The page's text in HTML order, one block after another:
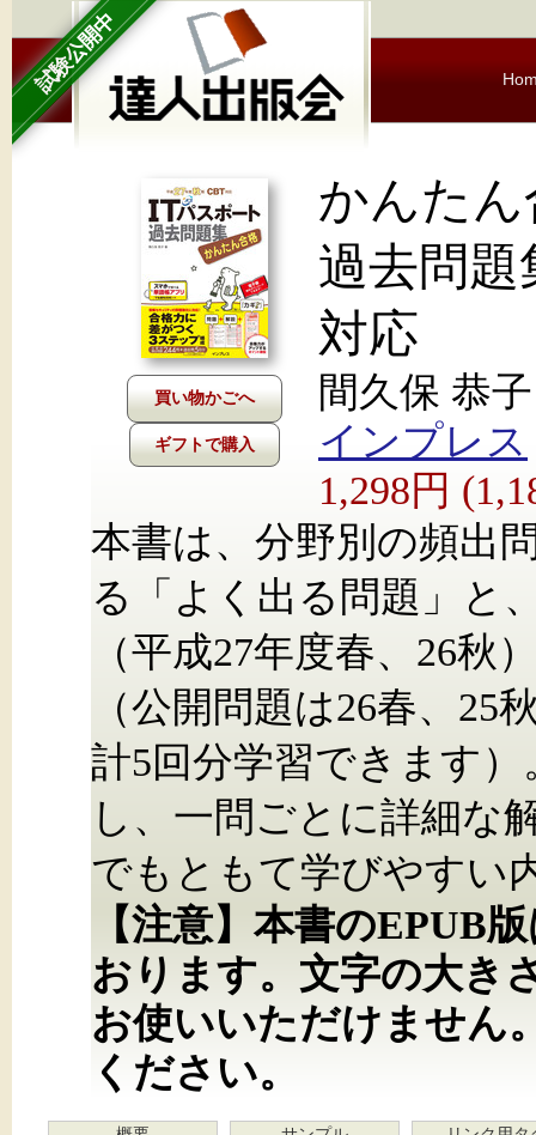
試験公開中
ギフトで購入
かんた
過去問題
対応
間久保 恭子
インプレス
1,298円
本書は、分野別の頻出
る「よく出る問題」と
（平成27年度春、26
（公開問題は26春、25
計5回分学習できます
し、一問ごとに詳細な
でもともて学びやすい
【注意】本書のEPUB
おります。文字の大き
お使いいただけません
ください。